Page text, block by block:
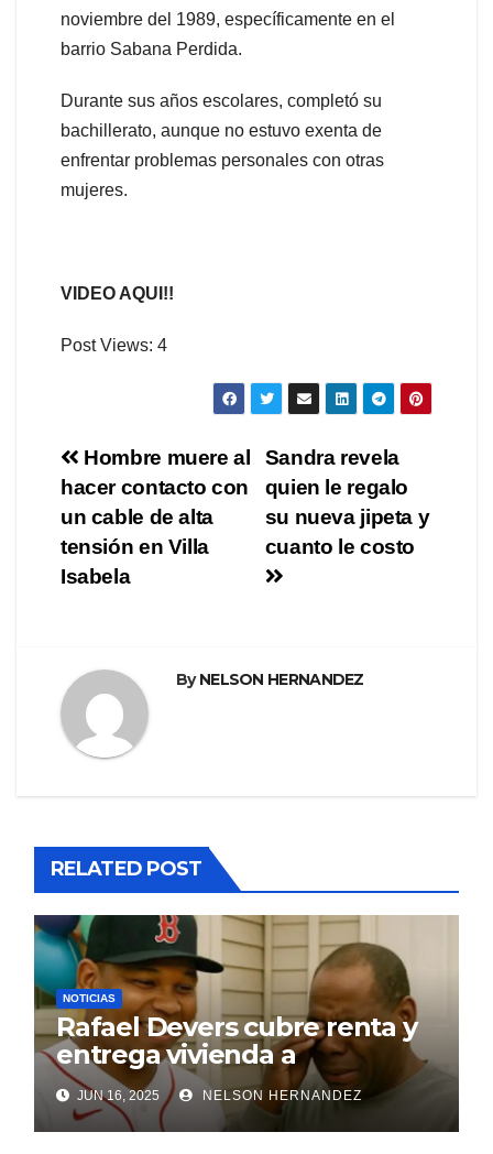
noviembre del 1989, específicamente en el
barrio Sabana Perdida.
Durante sus años escolares, completó su
bachillerato, aunque no estuvo exenta de
enfrentar problemas personales con otras
mujeres.
VIDEO AQUI!!
Post Views: 4
Navegación
de
entradas
Sandra revela
quien le regalo
su nueva jipeta y
cuanto le costo
Hombre muere al
hacer contacto con
un cable de alta
tensión en Villa
Isabela
ByNELSON HERNANDEZ
RELATED POST
NOTICIAS
Rafael Devers cubre renta y
entrega vivienda a
exentrenador en RD
JUN 16, 2025 NELSON HERNANDEZ